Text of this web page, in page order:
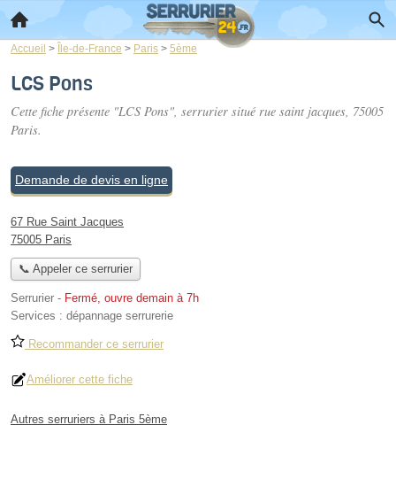
Accueil > Île-de-France > Paris > 5ème
LCS Pons
Cette fiche présente "LCS Pons", serrurier situé rue saint jacques, 75005
Paris.
Demande de devis en ligne
67 Rue Saint Jacques
75005 Paris
📞 Appeler ce serrurier
Serrurier - Fermé, ouvre demain à 7h
Services : dépannage serrurerie
Recommander ce serrurier
Améliorer cette fiche
Autres serruriers à Paris 5ème